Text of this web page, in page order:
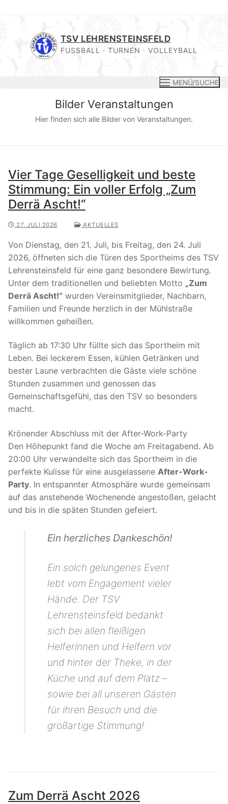
springen
TSV LEHRENSTEINSFELD
FUSSBALL · TURNEN · VOLLEYBALL
MENÜ/SUCHE
Bilder Veranstaltungen
Hier finden sich alle Bilder von Veranstaltungen.
Vier Tage Geselligkeit und beste
Stimmung: Ein voller Erfolg „Zum
Derrä Ascht!“
27. JULI 2026 AKTUELLES
Von Dienstag, den 21. Juli, bis Freitag, den 24. Juli
2026, öffneten sich die Türen des Sportheims des TSV
Lehrensteinsfeld für eine ganz besondere Bewirtung.
Unter dem traditionellen und beliebten Motto „Zum
Derrä Ascht!“ wurden Vereinsmitglieder, Nachbarn,
Familien und Freunde herzlich in der Mühlstraße
willkommen geheißen.
Täglich ab 17:30 Uhr füllte sich das Sportheim mit
Leben. Bei leckerem Essen, kühlen Getränken und
bester Laune verbrachten die Gäste viele schöne
Stunden zusammen und genossen das
Gemeinschaftsgefühl, das den TSV so besonders
macht.
Krönender Abschluss mit der After-Work-Party
Den Höhepunkt fand die Woche am Freitagabend. Ab
20:00 Uhr verwandelte sich das Sportheim in die
perfekte Kulisse für eine ausgelassene After-Work-
Party. In entspannter Atmosphäre wurde gemeinsam
auf das anstehende Wochenende angestoßen, gelacht
und bis in die späten Stunden gefeiert.
Ein herzliches Dankeschön!
Ein solch gelungenes Event
lebt vom Engagement vieler
Hände. Der TSV
Lehrensteinsfeld bedankt
sich bei allen fleißigen
Helferinnen und Helfern vor
und hinter der Theke, in der
Küche und auf dem Platz –
sowie bei all unseren Gästen
für ihren Besuch und die
großartige Stimmung!
Zum Derrä Ascht 2026